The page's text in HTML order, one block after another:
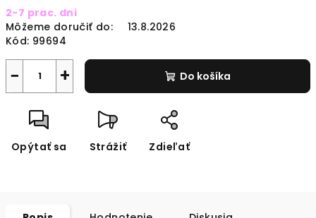
cena:
2-7 prac. dni
Môžeme doručiť do:
13.8.2026
Kód: 99694
+
− Do košíka
Opýtať sa Strážiť Zdieľať